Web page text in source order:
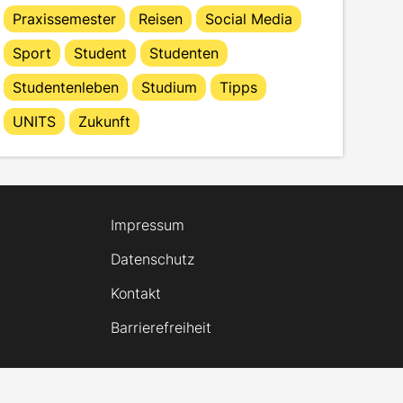
Praxissemester
Reisen
Social Media
Sport
Student
Studenten
Studentenleben
Studium
Tipps
UNITS
Zukunft
Impressum
Datenschutz
Kontakt
Barrierefreiheit